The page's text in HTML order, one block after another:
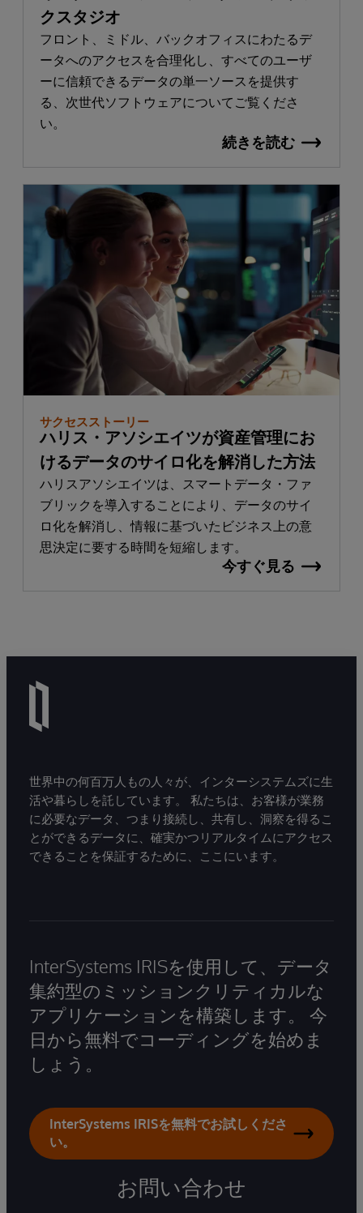
クスタジオ
フロント、ミドル、バックオフィスにわたるデ
ータへのアクセスを合理化し、すべてのユーザ
ーに信頼できるデータの単一ソースを提供す
る、次世代ソフトウェアについてご覧くださ
い。
続きを読む
サクセスストーリー
ハリス・アソシエイツが資産管理にお
けるデータのサイロ化を解消した方法
ハリスアソシエイツは、スマートデータ・ファ
ブリックを導入することにより、データのサイ
ロ化を解消し、情報に基づいたビジネス上の意
思決定に要する時間を短縮します。
今すぐ見る
世界中の何百万人もの人々が、インターシステムズに生
活や暮らしを託しています。 私たちは、お客様が業務
に必要なデータ、つまり接続し、共有し、洞察を得るこ
とができるデータに、確実かつリアルタイムにアクセス
できることを保証するために、ここにいます。
InterSystems IRISを使用して、データ
集約型のミッションクリティカルな
アプリケーションを構築します。 今
日から無料でコーディングを始めま
しょう。
InterSystems IRISを無料でお試しくださ
い。
お問い合わせ